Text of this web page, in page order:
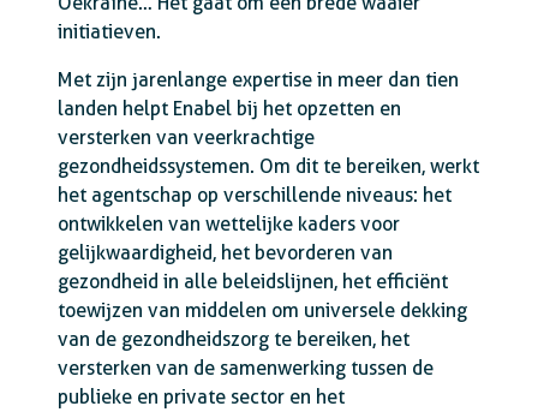
initiatieven.
Met zijn jarenlange expertise in meer dan tien
landen helpt Enabel bij het opzetten en
versterken van veerkrachtige
gezondheidssystemen. Om dit te bereiken, werkt
het agentschap op verschillende niveaus: het
ontwikkelen van wettelijke kaders voor
gelijkwaardigheid, het bevorderen van
gezondheid in alle beleidslijnen, het efficiënt
toewijzen van middelen om universele dekking
van de gezondheidszorg te bereiken, het
versterken van de samenwerking tussen de
publieke en private sector en het